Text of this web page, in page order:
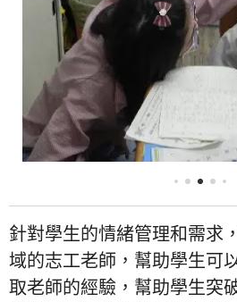
針對學生的情緒管理和需求
域的志工老師，幫助學生可
取老師的經驗，幫助學生突